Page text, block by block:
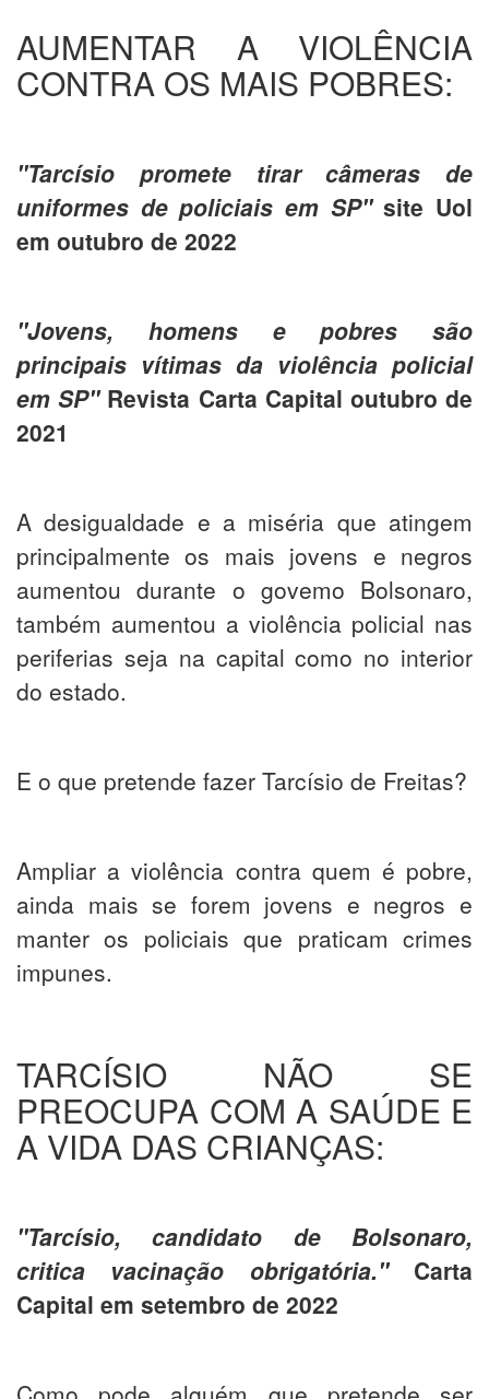
AUMENTAR A VIOLÊNCIA
CONTRA OS MAIS POBRES:
"Tarcísio promete tirar câmeras de
uniformes de policiais em SP"site Uol
em outubro de 2022
"Jovens, homens e pobres são
principais vítimas da violência policial
em SP"Revista Carta Capital outubro de
2021
A desigualdade e a miséria que atingem
principalmente os mais jovens e negros
aumentou durante o govemo Bolsonaro,
também aumentou a violência policial nas
periferias seja na capital como no interior
do estado.
E o que pretende fazer Tarcísio de Freitas?
Ampliar a violência contra quem é pobre,
ainda mais se forem jovens e negros e
manter os policiais que praticam crimes
impunes.
TARCÍSIO NÃO SE
PREOCUPA COM A SAÚDE E
A VIDA DAS CRIANÇAS:
"Tarcísio, candidato de Bolsonaro,
critica vacinação obrigatória."Carta
Capital em setembro de 2022